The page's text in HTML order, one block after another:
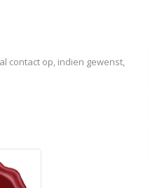
contact op, indien gewenst,